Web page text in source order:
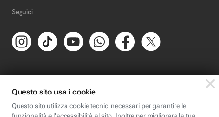
Seguici
Chi siamo